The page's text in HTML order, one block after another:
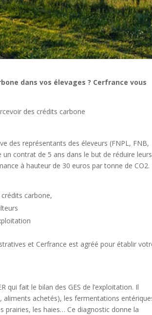
dans vos élevages ? Cerfrance vous
des crédits carbone
des représentants des éleveurs (FNPL, FNB,
un contrat de 5 ans dans le but de réduire leurs
à hauteur de 30 euros par tonne de CO2.
carbone,
et Cerfrance est agréé pour établir
qui fait le bilan des GES de l’exploitation. Il
aliments achetés), les fermentations
prairies, les haies… Ce diagnostic donne la